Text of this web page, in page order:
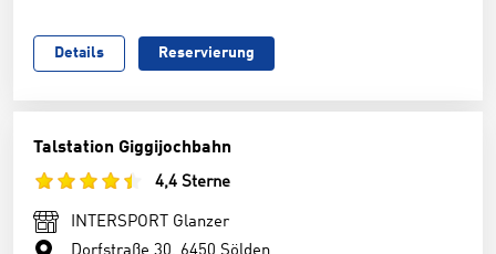
Details Reservierung
Talstation Giggijochbahn
4,4 Sterne
INTERSPORT Glanzer